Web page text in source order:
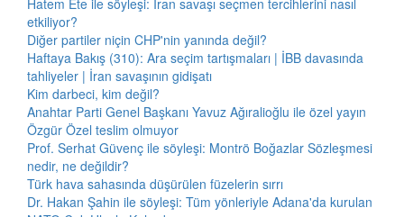
Hatem Ete ile söyleşi: İran savaşı seçmen tercihlerini nasıl
etkiliyor?
Diğer partiler niçin CHP'nin yanında değil?
Haftaya Bakış (310): Ara seçim tartışmaları | İBB davasında
tahliyeler | İran savaşının gidişatı
Kim darbeci, kim değil?
Anahtar Parti Genel Başkanı Yavuz Ağıralioğlu ile özel yayın
Özgür Özel teslim olmuyor
Prof. Serhat Güvenç ile söyleşi: Montrö Boğazlar Sözleşmesi
nedir, ne değildir?
Türk hava sahasında düşürülen füzelerin sırrı
Dr. Hakan Şahin ile söyleşi: Tüm yönleriyle Adana'da kurulan